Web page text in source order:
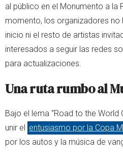
al público en el Monumento a la
momento, los organizadores no
inicio ni el resto de artistas
interesados a seguir las redes
para actualizaciones.
Una ruta rumbo al
Bajo el lema “Road to the World
unir el
entusiasmo por la Copa
por los autos y la música de